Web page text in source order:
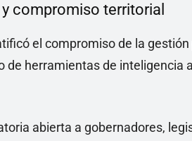
compromiso territorial
el compromiso de la
de herramientas de inteligencia
abierta a gobernadores,